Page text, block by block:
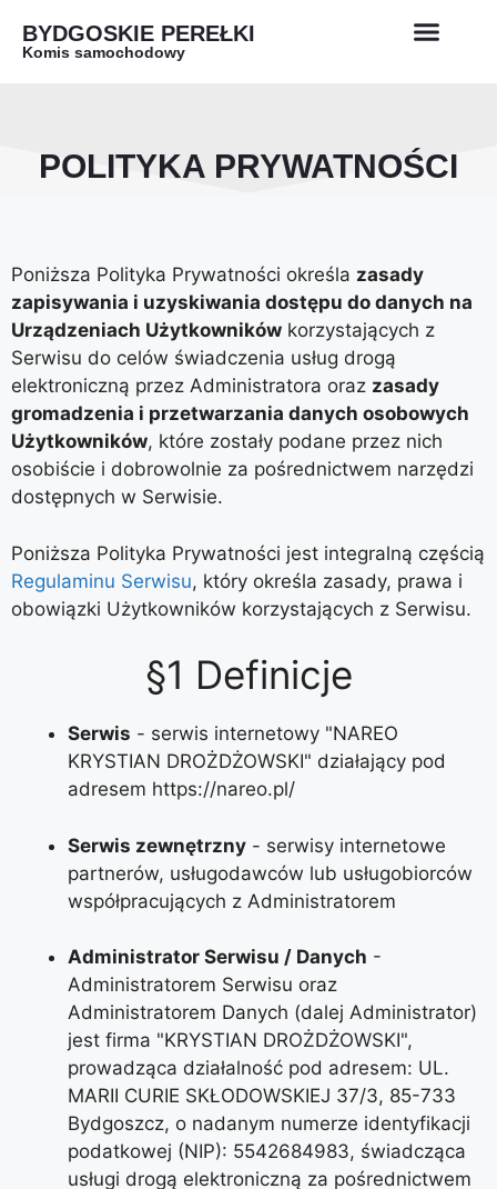
BYDGOSKIE PEREŁKI
Komis samochodowy
POLITYKA PRYWATNOŚCI
Poniższa Polityka Prywatności określa zasady
zapisywania i uzyskiwania dostępu do danych na
Urządzeniach Użytkowników korzystających z
Serwisu do celów świadczenia usług drogą
elektroniczną przez Administratora oraz zasady
gromadzenia i przetwarzania danych osobowych
Użytkowników, które zostały podane przez nich
osobiście i dobrowolnie za pośrednictwem narzędzi
dostępnych w Serwisie.
Poniższa Polityka Prywatności jest integralną częścią
Regulaminu Serwisu, który określa zasady, prawa i
obowiązki Użytkowników korzystających z Serwisu.
§1 Definicje
Serwis - serwis internetowy "NAREO
KRYSTIAN DROŻDŻOWSKI" działający pod
adresem https://nareo.pl/
Serwis zewnętrzny - serwisy internetowe
partnerów, usługodawców lub usługobiorców
współpracujących z Administratorem
Administrator Serwisu / Danych -
Administratorem Serwisu oraz
Administratorem Danych (dalej Administrator)
jest firma "KRYSTIAN DROŻDŻOWSKI",
prowadząca działalność pod adresem: UL.
MARII CURIE SKŁODOWSKIEJ 37/3, 85-733
Bydgoszcz, o nadanym numerze identyfikacji
podatkowej (NIP): 5542684983, świadcząca
usługi drogą elektroniczną za pośrednictwem